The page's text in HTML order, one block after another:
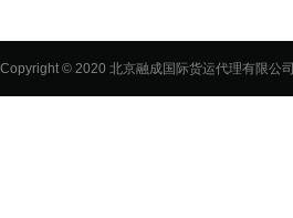
Copyright © 2020 北京融成国际货运代理有限公